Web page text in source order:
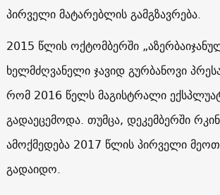
პირველი მატარებლის გამგზავრება.
2015 წლის ოქტომბერში
ხელმძღვანელი ჯავიდ გურბანოვი
რომ 2016 წელს მაგისტრალი
გადაეცემოდა. თუმცა, დეკემბერში
ამოქმედება 2017 წლის პირველი
გადაიდო.